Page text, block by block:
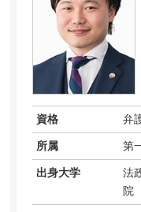
資格 弁
所属 第
出身大学
法
院